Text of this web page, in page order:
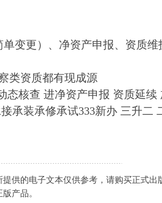
变更）、净资产申报、资质维
类资质都有现成源
核查 进净资产申报 资质延续
承装承修承试333新办 三升二
供的电子文本仅供参考，请购买正式
产品。